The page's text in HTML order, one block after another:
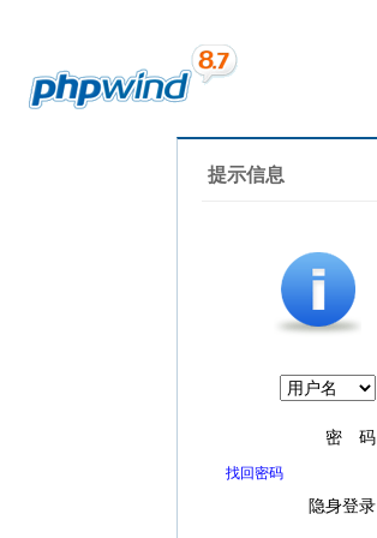
提示信息
密 码
找回密码
隐身登录